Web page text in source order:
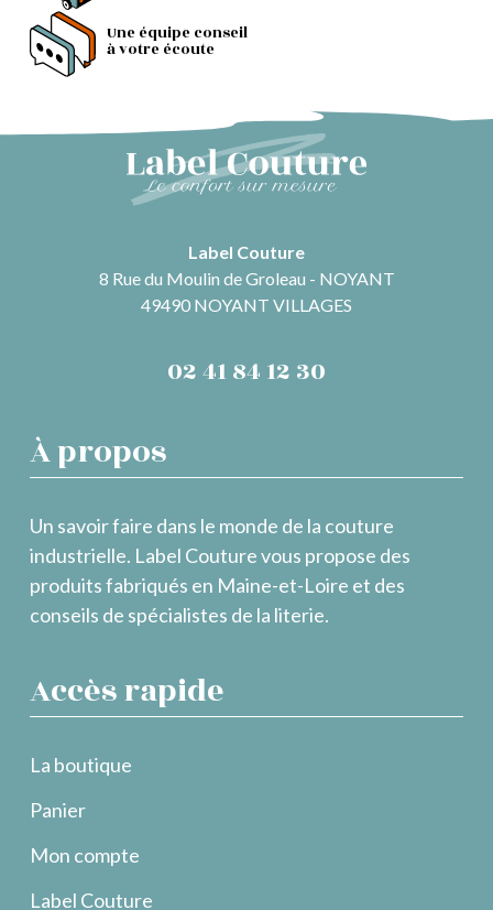
Une équipe conseil
à votre écoute
Label Couture
8 Rue du Moulin de Groleau - NOYANT
49490 NOYANT VILLAGES
02 41 84 12 30
À propos
Un savoir faire dans le monde de la couture
industrielle. Label Couture vous propose des
produits fabriqués en Maine-et-Loire et des
conseils de spécialistes de la literie.
Accès rapide
La boutique
Panier
Mon compte
Label Couture